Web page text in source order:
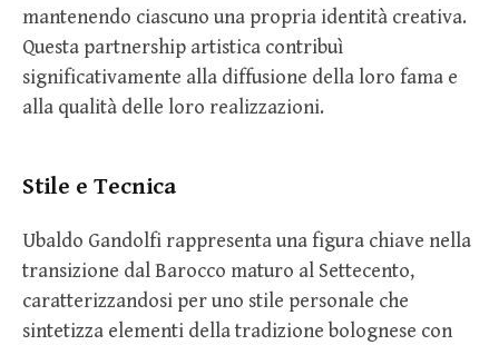
mantenendo ciascuno una propria identità creativa.
Questa partnership artistica contribuì
significativamente alla diffusione della loro fama e
alla qualità delle loro realizzazioni.
Stile e Tecnica
Ubaldo Gandolfi rappresenta una figura chiave nella
transizione dal Barocco maturo al Settecento,
caratterizzandosi per uno stile personale che
sintetizza elementi della tradizione bolognese con